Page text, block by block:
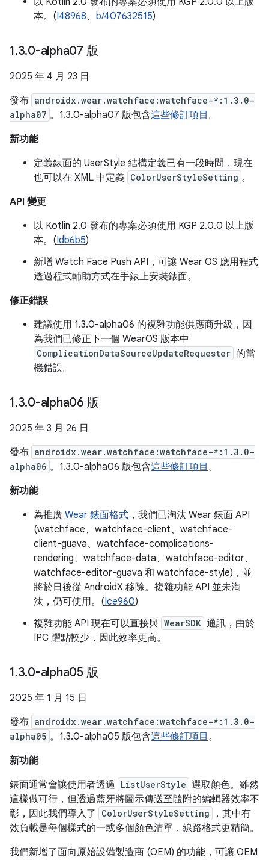
本。(I48968、 b/407632515)
1.3.0-alpha07 版
2025 年 4 月 23 日
發布 androidx.wear.watchface:watchface-*:1.3.0-
alpha07 。1.3.0-alpha07 版包含這些修訂項目 。
新功能
定義錶面的 UserStyle 結構定義已有一段時間，現在
也可以在 XML 中定義 ColorUserStyleSetting 。
API 變更
以 Kotlin 2.0 發布的專案必須使用 KGP 2.0.0 以上版
本。(Idb6b5)
新增 Watch Face Push API，可讓 Wear OS 應用程式
透過程式輔助方式在手錶上安裝錶面。
修正錯誤
建議使用 1.3.0-alpha06 的複雜功能供應商升級，因
為我們已修正下一個 WearOS 版本中
ComplicationDataSourceUpdateRequester 的當
機錯誤。
1.3.0-alpha06 版
2025 年 3 月 26 日
發布 androidx.wear.watchface:watchface-*:1.3.0-
alpha06 。1.3.0-alpha06 版包含這些修訂項目 。
新功能
為推廣 Wear 錶面格式 ，我們已淘汰 Wear 錶面 API
(watchface、watchface-client、watchface-
client-guava、watchface-complications-
rendering、watchface-data、watchface-editor、
watchface-editor-guava 和 watchface-style)，並
將於日後從 AndroidX 移除。複雜功能 API 並未淘
汰，仍可使用。(Ice960)
複雜功能 API 現在可以直接與 WearSDK 通訊，由於
IPC 躍點較少，因此效率更高。
1.3.0-alpha05 版
2025 年 1 月 15 日
發布 androidx.wear.watchface:watchface-*:1.3.0-
alpha05 。1.3.0-alpha05 版包含這些修訂項目 。
新功能
錶面通常會讓使用者透過 ListUserStyle 選取顏色。雖然
這樣做可行，但透過藍牙將圖示傳送至隨附的編輯器效率不
彰，因此我們導入了
ColorUserStyleSetting
，其中有
效負載是每個樣式的一或多個顏色清單，線路格式更精簡。
我們新增了面向原始設備製造商 (OEM) 的功能，可讓 OEM